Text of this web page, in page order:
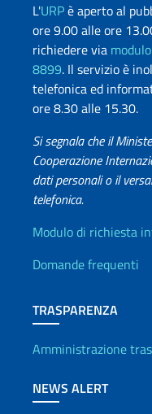
L'URPè aperto al
ore 9.00 alle ore
richiedere via
8899. Il servizio è
telefonica ed
ore 8.30 alle 15.30.
Si segnala che il
Cooperazione
dati personali o il
telefonica.
Info utili
Modulo di richiesta
Domande frequenti
TRASPARENZA
Amministrazione
NEWS ALERT